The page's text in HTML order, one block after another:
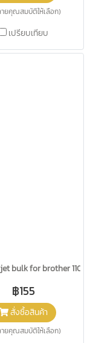
ยคุณสมบัติให้เลือก)
เปรียบเทียบ
bulk for brother 110 ml
฿155
สั่งซื้อสินค้า
ยคุณสมบัติให้เลือก)